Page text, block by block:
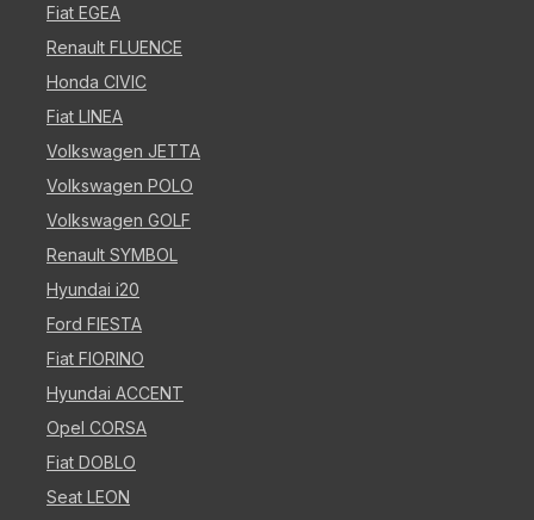
Fiat EGEA
Renault FLUENCE
Honda CIVIC
Fiat LINEA
Volkswagen JETTA
Volkswagen POLO
Volkswagen GOLF
Renault SYMBOL
Hyundai i20
Ford FIESTA
Fiat FIORINO
Hyundai ACCENT
Opel CORSA
Fiat DOBLO
Seat LEON